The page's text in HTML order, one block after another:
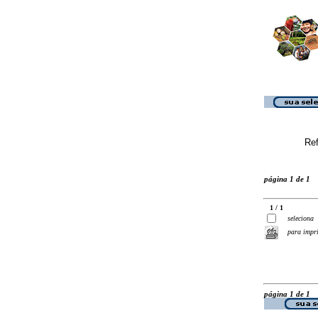
página 1 de 1
1 / 1
seleciona
para
página 1 de 1